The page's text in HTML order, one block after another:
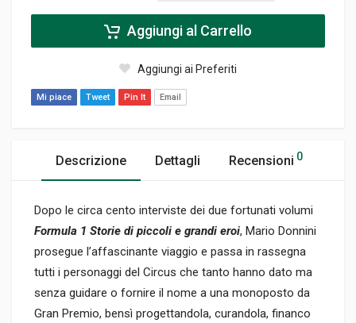
Aggiungi al Carrello
Aggiungi ai Preferiti
Mi piace Tweet Pin It Email
Descrizione Dettagli Recensioni 0
Dopo le circa cento interviste dei due fortunati volumi
Formula 1 Storie di piccoli e grandi eroi, Mario Donnini
prosegue l’affascinante viaggio e passa in rassegna
tutti i personaggi del Circus che tanto hanno dato ma
senza guidare o fornire il nome a una monoposto da
Gran Premio, bensì progettandola, curandola, financo